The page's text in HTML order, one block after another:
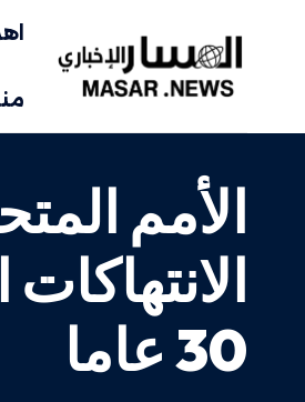
30 عاما